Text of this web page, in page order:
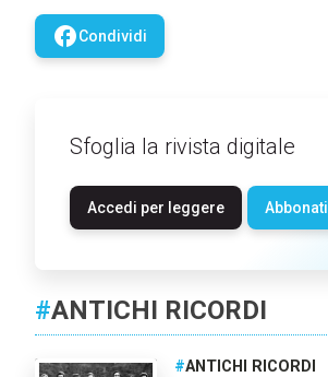
facebookCondividi
Sfoglia la rivista digitale
Accedi per leggere Abbonati
#ANTICHI RICORDI
#ANTICHI RICORDI